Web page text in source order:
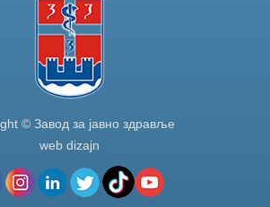
© Завод за јавно здравље
web dizajn